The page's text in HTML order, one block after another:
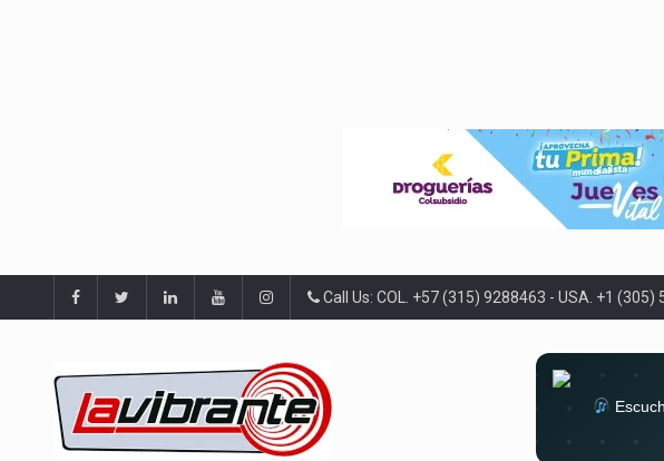
Call Us: COL. +57 (315) 9288463 - USA. +1 (305)